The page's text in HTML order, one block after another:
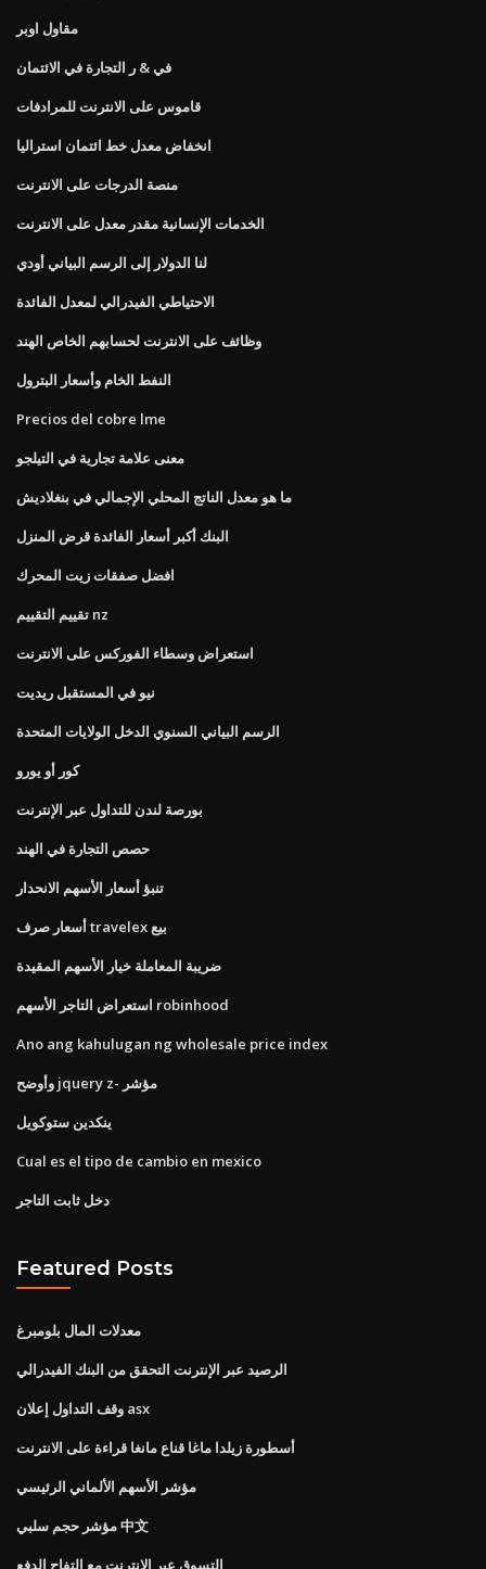
مقاول اوبر
في & ر التجارة في الائتمان
قاموس على الانترنت للمرادفات
انخفاض معدل خط ائتمان استراليا
منصة الدرجات على الانترنت
الخدمات الإنسانية مقدر معدل على الانترنت
لنا الدولار إلى الرسم البياني أودي
الاحتياطي الفيدرالي لمعدل الفائدة
وظائف على الانترنت لحسابهم الخاص الهند
النفط الخام وأسعار البترول
Precios del cobre lme
معنى علامة تجارية في التيلجو
ما هو معدل الناتج المحلي الإجمالي في بنغلاديش
البنك أكبر أسعار الفائدة قرض المنزل
افضل صفقات زيت المحرك
تقييم التقييم nz
استعراض وسطاء الفوركس على الانترنت
نيو في المستقبل ريديت
الرسم البياني السنوي الدخل الولايات المتحدة
كور أو يورو
بورصة لندن للتداول عبر الإنترنت
حصص التجارة في الهند
تنبؤ أسعار الأسهم الانحدار
أسعار صرف travelex بيع
ضريبة المعاملة خيار الأسهم المقيدة
استعراض التاجر الأسهم robinhood
Ano ang kahulugan ng wholesale price index
وأوضح jquery z- مؤشر
ينكدين ستوكويل
Cual es el tipo de cambio en mexico
دخل ثابت التاجر
Featured Posts
معدلات المال بلومبرغ
الرصيد عبر الإنترنت التحقق من البنك الفيدرالي
وقف التداول إعلان asx
أسطورة زيلدا ماغا قناع مانغا قراءة على الانترنت
مؤشر الأسهم الألماني الرئيسي
مؤشر حجم سلبي 中文
التسوق عبر الإنترنت مع التفاح الدفع